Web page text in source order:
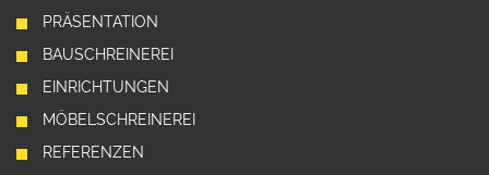
PRÄSENTATION
BAUSCHREINEREI
EINRICHTUNGEN
MÖBELSCHREINEREI
REFERENZEN